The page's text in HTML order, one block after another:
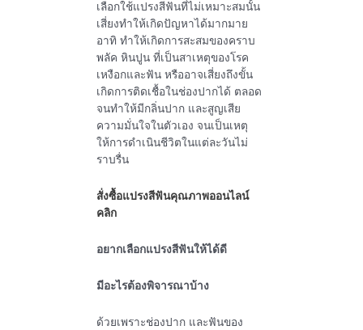
เลือกใช้แปรงสีฟันที่ไม่เหมาะสมนั้น
เสี่ยงทำให้เกิดปัญหาได้มากมาย
อาทิ ทำให้เกิดการสะสมของคราบ
พลัค หินปูน ที่เป็นสาเหตุของโรค
เหงือกและฟัน หรืออาจเสี่ยงถึงขั้น
เกิดการติดเชื้อในช่องปากได้ ตลอด
จนทำให้มีกลิ่นปาก และสูญเสีย
ความมั่นใจในตัวเอง จนเป็นเหตุ
ให้การดำเนินชีวิตในแต่ละวันไม่
ราบรื่น
สั่งซื้อแปรงสีฟันคุณภาพออนไลน์
คลิก
อยากเลือกแปรงสีฟันให้ได้ดี
มีอะไรต้องพิจารณาบ้าง
ด้วยเพราะช่องปาก และฟันของ